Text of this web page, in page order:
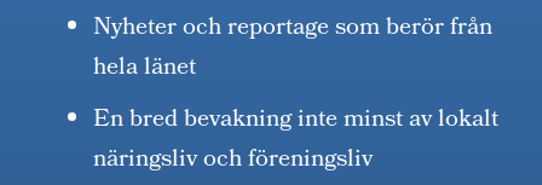
Nyheter och reportage som berör från
hela länet
En bred bevakning inte minst av lokalt
näringsliv och föreningsliv